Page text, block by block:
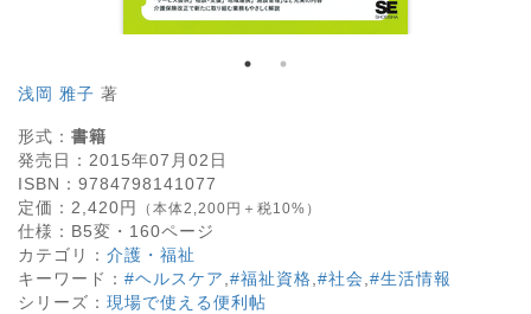
浅岡 雅子 著
形式： 書籍
発売日： 2015年07月02日
ISBN： 9784798141077
定価： 2,420円 （本体2,200円＋税10%）
仕様： B5変・ 160ページ
カテゴリ： 介護・福祉
キーワード： #ヘルスケア #福祉資格 #社会 #生活情報
シリーズ： 現場で使える便利帖